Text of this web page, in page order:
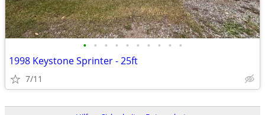
• • • • • • • • • •
1998 Keystone Sprinter - 25ft
7/11